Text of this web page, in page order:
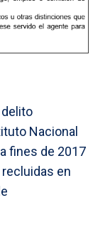
Nacional
fines de 2017
en